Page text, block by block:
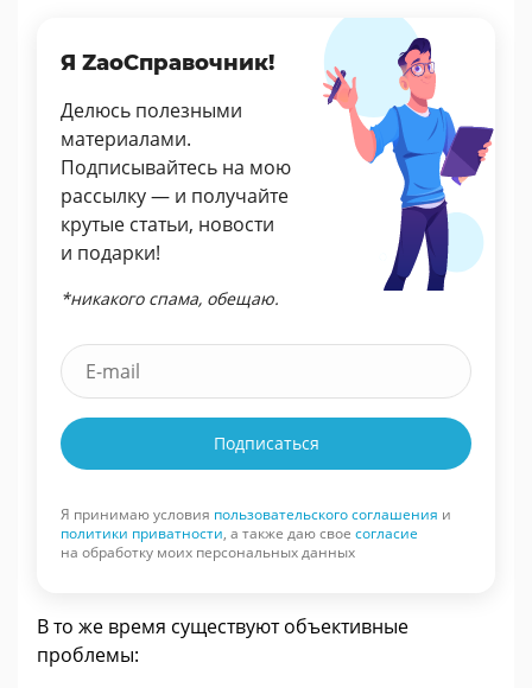
Я ZaoСправочник!
Делюсь полезными
материалами.
Подписывайтесь на мою
рассылку — и получайте
крутые статьи, новости
и подарки!
*никакого спама, обещаю.
Подписаться
Я принимаю условия пользовательского соглашения и
политики приватности, а также даю свое согласие
на обработку моих персональных данных
В то же время существуют объективные
проблемы: